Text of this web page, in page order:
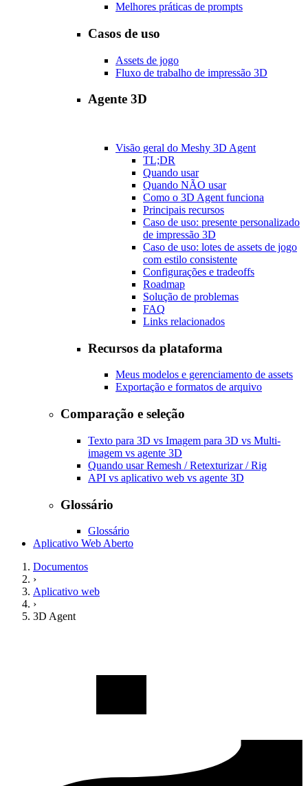
Melhores práticas de prompts
Casos de uso
Assets de jogo
Fluxo de trabalho de impressão 3D
Agente 3D
Visão geral do Meshy 3D Agent
TL;DR
Quando usar
Quando NÃO usar
Como o 3D Agent funciona
Principais recursos
Caso de uso: presente personalizado
de impressão 3D
Caso de uso: lotes de assets de jogo
com estilo consistente
Configurações e tradeoffs
Roadmap
Solução de problemas
FAQ
Links relacionados
Recursos da plataforma
Meus modelos e gerenciamento de assets
Exportação e formatos de arquivo
Comparação e seleção
Texto para 3D vs Imagem para 3D vs Multi-
imagem vs agente 3D
Quando usar Remesh / Retexturizar / Rig
API vs aplicativo web vs agente 3D
Glossário
Glossário
Aplicativo Web Aberto
Documentos
›
Aplicativo web
›
3D Agent